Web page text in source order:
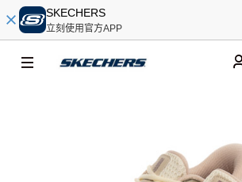
SKECHERS
立刻使用官方APP